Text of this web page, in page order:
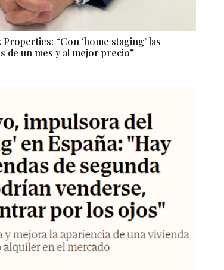
“Con ‘home staging’ las
de un mes y al mejor precio”